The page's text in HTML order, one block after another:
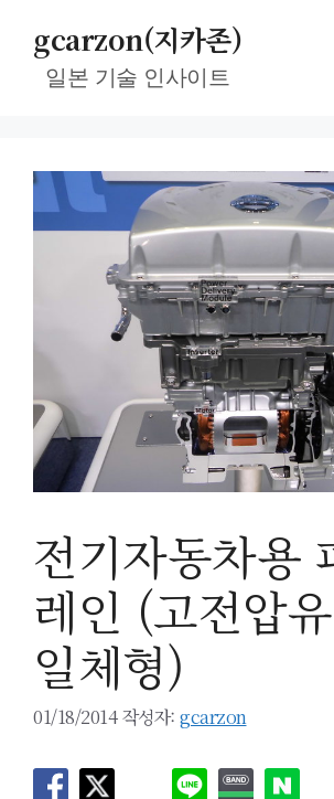
gcarzon(지카존)
일본 기술 인사이트
전기자동차용
레인 (고전압
일체형)
01/18/2014 작성자: gcarzon